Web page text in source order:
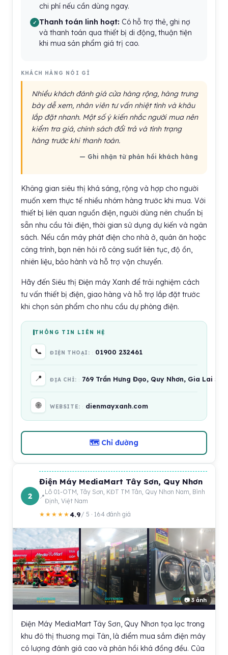
chi phí nếu cần dùng ngay.
Thanh toán linh hoạt: Có hỗ trợ thẻ, ghi nợ
và thanh toán qua thiết bị di động, thuận tiện
khi mua sản phẩm giá trị cao.
KHÁCH HÀNG NÓI GÌ
Nhiều khách đánh giá cửa hàng rộng, hàng trưng
bày dễ xem, nhân viên tư vấn nhiệt tình và khâu
lắp đặt nhanh. Một số ý kiến nhắc người mua nên
kiểm tra giá, chính sách đổi trả và tình trạng
hàng trước khi thanh toán.
— Ghi nhận từ phản hồi khách hàng
Không gian siêu thị khá sáng, rộng và hợp cho người
muốn xem thực tế nhiều nhóm hàng trước khi mua. Với
thiết bị liên quan nguồn điện, người dùng nên chuẩn bị
sẵn nhu cầu tải điện, thời gian sử dụng dự kiến và ngân
sách. Nếu cần máy phát điện cho nhà ở, quán ăn hoặc
công trình, bạn nên hỏi rõ công suất liên tục, độ ồn,
nhiên liệu, bảo hành và hỗ trợ vận chuyển.
Hãy đến Siêu thị Điện máy Xanh để trải nghiệm cách
tư vấn thiết bị điện, giao hàng và hỗ trợ lắp đặt trước
khi chọn sản phẩm cho nhu cầu dự phòng điện.
THÔNG TIN LIÊN HỆ
📞 ĐIỆN THOẠI: 01900 232461
📍 ĐỊA CHỈ: 769 Trần Hưng Đạo, Quy Nhơn, Gia Lai
🌐 WEBSITE: dienmayxanh.com
🗺 Chỉ đường
2
Điện Máy MediaMart Tây Sơn, Quy Nhơn
Lô 01-OTM, Tây Sơn, KĐT TM Tân, Quy Nhơn Nam, Bình
Định, Việt Nam
★★★★★4.9/ 5 · 164 đánh giá
📷 3 ảnh
Điện Máy MediaMart Tây Sơn, Quy Nhơn tọa lạc trong
khu đô thị thương mại Tân, là điểm mua sắm điện máy
có lượng đánh giá cao và phản hồi khá đồng đều. Cửa